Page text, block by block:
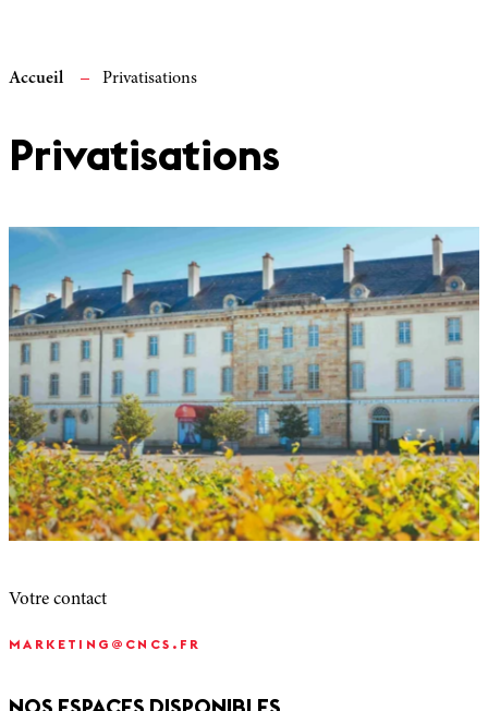
Accueil Privatisations
Privatisations
Votre contact
MARKETING@CNCS.FR